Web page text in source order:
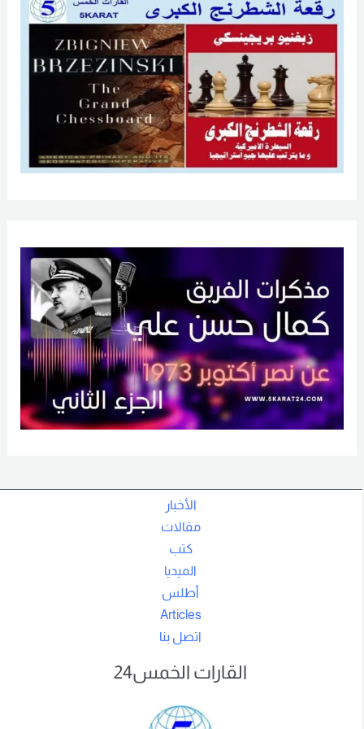
الأخبار
مقالات
كتب
الميديا
أطلس
Articles
اتصل بنا
القارات الخمس24